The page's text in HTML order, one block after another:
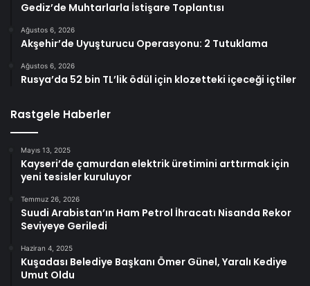
Gediz’de Muhtarlarla İstişare Toplantısı
Ağustos 6, 2026
Akşehir’de Uyuşturucu Operasyonu: 2 Tutuklama
Ağustos 6, 2026
Rusya’da 52 bin TL’lik ödül için klozetteki içeceği içtiler
Rastgele Haberler
Mayıs 13, 2025
Kayseri’de çamurdan elektrik üretimini arttırmak için
yeni tesisler kuruluyor
Temmuz 26, 2026
Suudi Arabistan’ın Ham Petrol İhracatı Nisanda Rekor
Seviyeye Geriledi
Haziran 4, 2025
Kuşadası Belediye Başkanı Ömer Günel, Yaralı Kediye
Umut Oldu